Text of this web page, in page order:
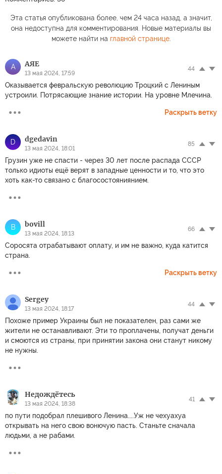
Эта статья опубликована более, чем 24 часа назад, а значит,
она недоступна для комментирования. Новые материалы вы
можете найти на главной странице.
А АЯЕ
13 мая 2024, 17:59
44
Оказывается февральскую революцию Троцкий с Лениным
устроили. Потрясающие знание истории. На уровне Млечина.
Раскрыть ветку
D dgedavin
13 мая 2024, 18:01
85
Грузин уже не спасти - через 30 лет после распада СССР
только идиоты ещё верят в западные ценности и то, что это
хоть как-то связано с благосостояниянием.
B bovill
13 мая 2024, 18:13
66
Соросята отрабатывают оплату, и им не важно, куда катится
страна.
Раскрыть ветку
Sergey
13 мая 2024, 18:17
44
Похоже пример Украины был не показателен, раз сами же
жители не останавливают. Эти то проплачены, получат деньги
и смоются из страны, при принятии закона они станут никому
не нужны.
Недождётесь
13 мая 2024, 18:38
41
по пути подобрал плешивого Ленина....Уж не чехуахуа
открывать на него свою вонючую пасть. Станьте сначала
людьми, а не рабами.